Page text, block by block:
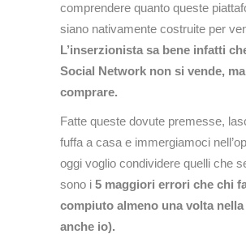
comprendere quanto queste
siano nativamente costruite per
L’inserzionista sa bene infatti
Social Network non si vende,
comprare.
Fatte queste dovute premesse,
fuffa a casa e immergiamoci
oggi voglio condividere quelli che
sono i 5 maggiori errori che chi
compiuto almeno una volta nella
anche io).